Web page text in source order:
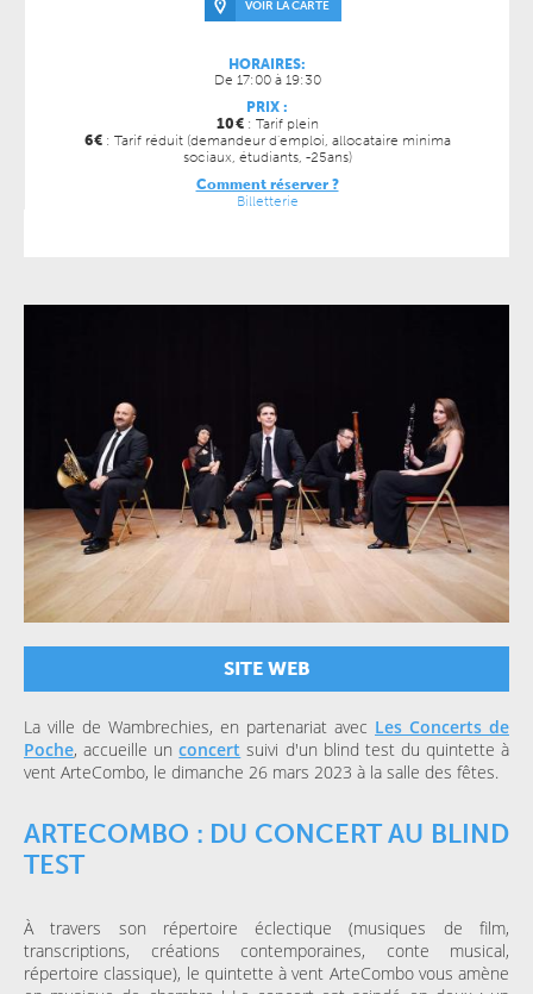
VOIR LA CARTE
HORAIRES:
De 17:00 à 19:30
PRIX :
10€ : Tarif plein
6€ : Tarif réduit (demandeur d'emploi, allocataire minima
sociaux, étudiants, -25ans)
Comment réserver ?
Billetterie
SITE WEB
La ville de Wambrechies, en partenariat avec Les Concerts de
Poche, accueille unconcert suivi d'un blind test du quintette à
vent ArteCombo, le dimanche 26 mars 2023 à la salle des fêtes.
ARTECOMBO : DU CONCERT AU BLIND
TEST
À travers son répertoire éclectique (musiques de film,
transcriptions, créations contemporaines, conte musical,
répertoire classique), le quintette à vent ArteCombo vous amène